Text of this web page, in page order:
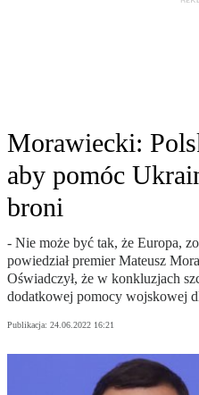
Morawiecki:
aby pomóc
broni
- Nie może być tak, że Europa,
powiedział premier Mateusz
Oświadczył, że w konkluzjach
dodatkowej pomocy wojskowej
Publikacja: 24.06.2022 16:21